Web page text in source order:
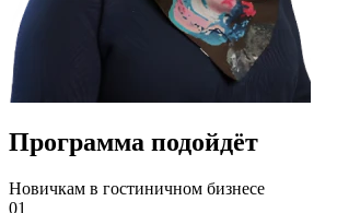
Программа подойдёт
Новичкам в гостиничном бизнесе
01